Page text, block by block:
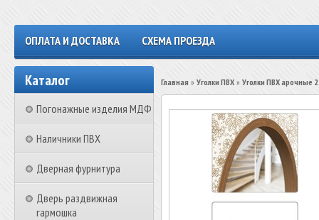
ОПЛАТА И ДОСТАВКА СХЕМА ПРОЕЗДА
Каталог
Погонажные изделия МДФ
Наличники ПВХ
Дверная фурнитура
Дверь раздвижная
гармошка
Главная » Уголки ПВХ » Уголки ПВХ арочные